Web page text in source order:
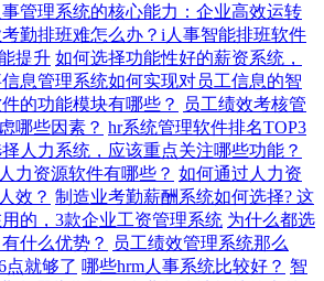
管理系统的核心能力：企业高效运转
勤排班难怎么办？i人事智能排班软件
提升 如何选择功能性好的薪资系统，
信息管理系统如何实现对员工信息的智
的功能模块有哪些？
员工绩效考核管
哪些因素？ hr系统管理软件排名TOP3
人力系统，应该重点关注哪些功能？
力资源软件有哪些？ 如何通过人力资
效？ 制造业考勤薪酬系统如何选择? 这
的，3款企业工资管理系统 为什么都选
什么优势？
员工绩效管理系统那么
点就够了 哪些hrm人事系统比较好？ 智